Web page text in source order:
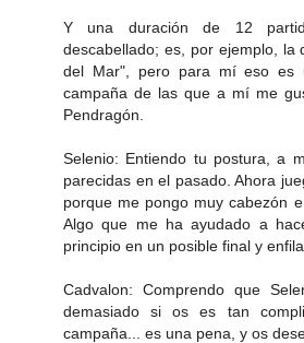
Y una duración de 12
descabellado; es, por ejemplo, la
del Mar", pero para mí eso es
campaña de las que a mí me
Pendragón.
Selenio: Entiendo tu postura, a
parecidas en el pasado. Ahora
porque me pongo muy cabezón
Algo que me ha ayudado a
principio en un posible final y
Cadvalon: Comprendo que
demasiado si os es tan
campaña... es una pena, y os